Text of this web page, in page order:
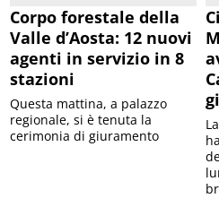
Corpo forestale della
Valle d’Aosta: 12 nuovi
agenti in servizio in 8
stazioni
Questa mattina, a palazzo
regionale, si è tenuta la
cerimonia di giuramento